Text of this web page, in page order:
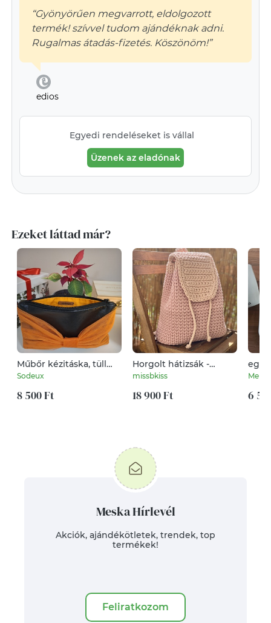
“Gyönyörűen megvarrott, eldolgozott
termék! szívvel tudom ajándéknak adni.
Rugalmas átadás-fizetés. Köszönöm!”
edios
Egyedi rendeléseket is vállal
Üzenek az eladónak
Ezeket láttad már?
Műbőr kézitáska, tüll
masnival
Sodeux
8 500 Ft
Horgolt hátizsák -
púder-lazac
missbkiss
18 900 Ft 6
Meska Hírlevél
Akciók, ajándékötletek, trendek, top
termékek!
Feliratkozom